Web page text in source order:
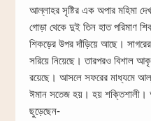
আল্লাহর সৃষ্টির এক অপার মহিমা
গোড়া থেকে দুই তিন হাত পরিমাণ
শিকড়ের উপর দাঁড়িয়ে আছে।
সরিয়ে নিয়েছে। তারপরও বিশাল
রয়েছে। আসলে সফরের মাধ্যমে
ঈমান সতেজ হয়। হয় শক্তিশালী।
ছুড়েছেন-